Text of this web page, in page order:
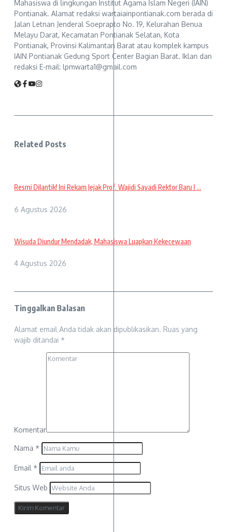
Mahasiswa di lingkungan Institut Agama Islam Negeri (IAIN)
Pontianak. Alamat redaksi wartaiainpontianak.com berada di
Jalan Letnan Jenderal Soeprapto No. 19, Kelurahan Benua
Melayu Darat, Kecamatan Pontianak Selatan, Kota
Pontianak, Provinsi Kalimantan Barat atau komplek kampus
IAIN Pontianak Gedung Sport Center Bagian Barat. Iklan dan
redaksi E-mail: lpmwarta1@gmail.com
Related Posts
Resmi Dilantik! Ini Rekam Jejak Prof. Wajidi Sayadi Rektor Baru I ...
6 Agustus 2026
Wisuda Diundur Mendadak, Mahasiswa Luapkan Kekecewaan
4 Agustus 2026
Tinggalkan Balasan
Alamat email Anda tidak akan dipublikasikan. Ruas yang
wajib ditandai *
Komentar
Nama *
Email *
Situs Web